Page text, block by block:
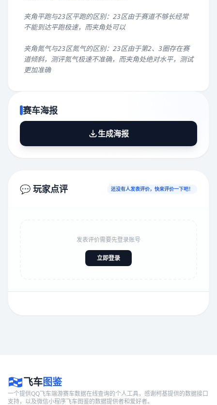
夹角平跑与23区平跑的区别：23区由于赛道不够长经常
不能到达平跑极速，而夹角处可以
夹角氮气与23区氮气的区别：23区由于第2、3圈存在赛
道倾斜，测评氮气极速不准确，而夹角处绝对水平，测试
更加准确
赛车海报
生成海报
💬 玩家点评 还没有人发表评价，快来评价一下吧！
发表评价需要先登录账号
立即登录
飞车图鉴
一个提供QQ飞车端游赛车数据在线查询的个人工具，感谢柯基提供的数据接口
支持，以及微信小程序飞车图鉴的数据提供者和爱好者。